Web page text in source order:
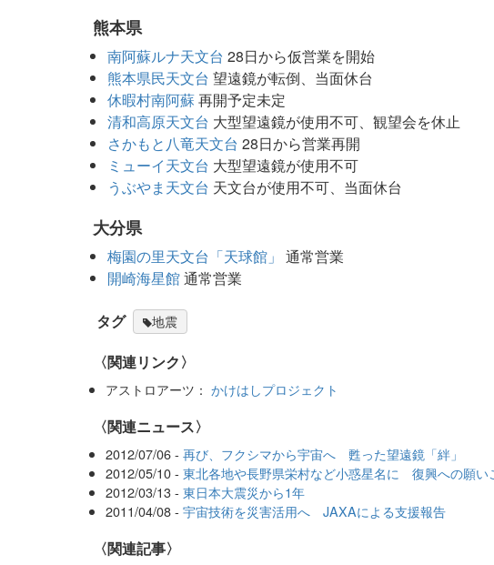
熊本県
南阿蘇ルナ天文台 28日から仮営業を開始
熊本県民天文台 望遠鏡が転倒、当面休台
休暇村南阿蘇再開予定未定
清和高原天文台 大型望遠鏡が使用不可、観望会を休止
さかもと八竜天文台 28日から営業再開
ミューイ天文台 大型望遠鏡が使用不可
うぶやま天文台 天文台が使用不可、当面休台
大分県
梅園の里天文台「天球館」 通常営業
開崎海星館通常営業
タグ 地震
〈関連リンク〉
アストロアーツ：かけはしプロジェクト
〈関連ニュース〉
2012/07/06 -再び、フクシマから宇宙へ 甦った望遠鏡「絆」
2012/05/10 -東北各地や長野県栄村など小惑星名に 復興への願い
2012/03/13 -東日本大震災から1年
2011/04/08 -宇宙技術を災害活用へ JAXAによる支援報告
関連記事